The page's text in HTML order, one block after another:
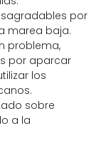
por
marea baja.
problema,
por aparcar
los
sobre
a la